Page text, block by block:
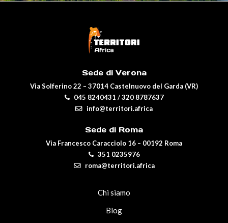
Sede di Verona
Via Solferino 22 – 37014 Castelnuovo del Garda (VR)
045 8240431 /320 8787637
info@territori.africa
Sede di Roma
Via Francesco Caracciolo 16 – 00192 Roma
351 0235976
roma@territori.africa
Chi siamo
Blog